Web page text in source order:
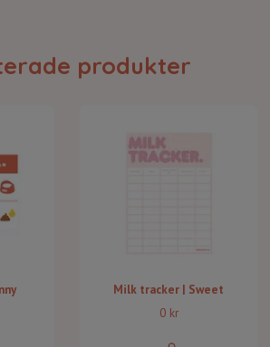
produkter
Milk tracker | Sweet
0 kr